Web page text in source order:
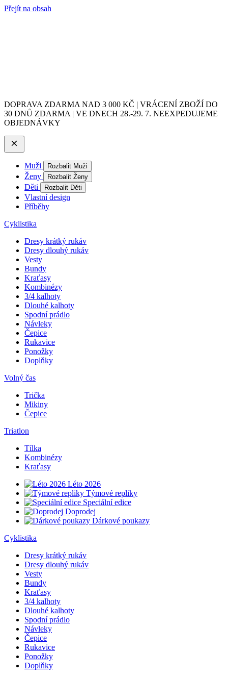
Přejít na obsah
DOPRAVA ZDARMA NAD 3 000 KČ | VRÁCENÍ ZBOŽÍ DO
30 DNŮ ZDARMA | VE DNECH 28.-29. 7. NEEXPEDUJEME
OBJEDNÁVKY
Muži Rozbalit Muži
Ženy Rozbalit Ženy
Děti Rozbalit Děti
Vlastní design
Příběhy
Cyklistika
Dresy krátký rukáv
Dresy dlouhý rukáv
Vesty
Bundy
Kraťasy
Kombinézy
3/4 kalhoty
Dlouhé kalhoty
Spodní prádlo
Návleky
Čepice
Rukavice
Ponožky
Doplňky
Volný čas
Trička
Mikiny
Čepice
Triatlon
Tílka
Kombinézy
Kraťasy
Léto 2026
Týmové repliky
Speciální edice
Doprodej
Dárkové poukazy
Cyklistika
Dresy krátký rukáv
Dresy dlouhý rukáv
Vesty
Bundy
Kraťasy
3/4 kalhoty
Dlouhé kalhoty
Spodní prádlo
Návleky
Čepice
Rukavice
Ponožky
Doplňky